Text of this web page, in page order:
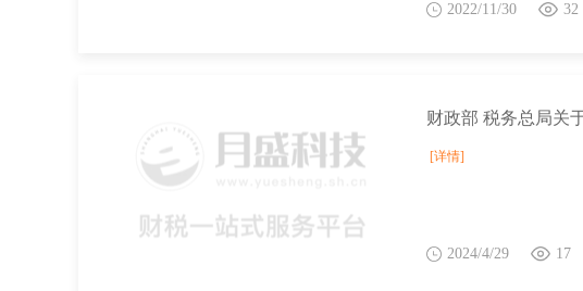
2022/11/30 32
财政部 税务总局关
[详情]
2024/4/29 17